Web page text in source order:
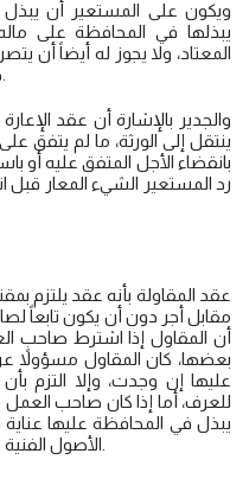
ويكون على المستعير أن يبذل
يبذلها في المحافظة على
المعتاد، ولا يجوز له أيضاً أن
حقاً في عينه أو منفعته إلا بإذن المعير.
والجدير بالإشارة أن عقد
ينتقل إلى الورثة، ما لم يتفق
بانقضاء الأجل المتفق عليه أو
رد المستعير الشيء المعار قبل
عقد المقاولة بأنه عقد يلتزم
مقابل أجر دون أن يكون تابعاً
أن المقاول إذا اشترط صاحب
بعضها، كان المقاول مسؤولاً
عليها إن وجدت، وإلا التزم
للعرف، أما إذا كان صاحب العمل
يبذل في المحافظة عليها
الأصول الفنية وأن يرد إلى صاحب العمل ما بقي منها.